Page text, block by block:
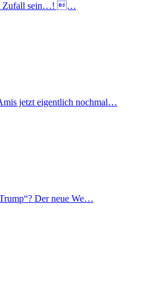
Zufall sein…! …
jetzt eigentlich nochmal…
Der neue We…